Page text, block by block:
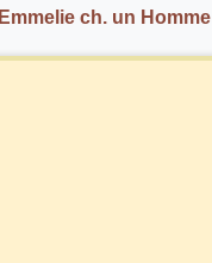
Emmelie ch. un Homme